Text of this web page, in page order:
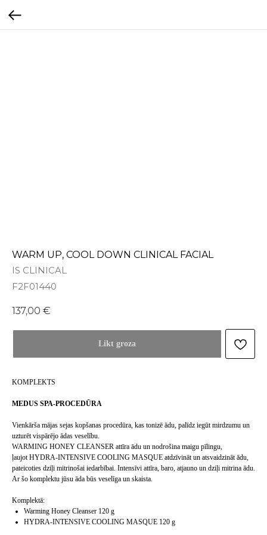
WARM UP, COOL DOWN CLINICAL FACIAL
IS CLINICAL
F2F01440
137,00 €
Likt groza
KOMPLEKTS
MEDUS SPA-PROCEDŪRA
Vienkārša mājas sejas kopšanas procedūra, kas tonizē ādu, palīdz iegūt mirdzumu un
uzturēt vispārējo ādas veselību.
WARMING HONEY CLEANSER attīra ādu un nodrošina maigu pīlingu,
ļaujot HYDRA-INTENSIVE COOLING MASQUE atdzīvināt un atsvaidzināt ādu,
pateicoties dziļi mitrinošai iedarbībai. Intensīvi attīra, baro, atjauno un dziļi mitrina ādu.
Ar šo komplektu jūsu āda būs veselīga un skaista.
Komplektā:
Warming Honey Cleanser 120 g
HYDRA-INTENSIVE COOLING MASQUE 120 g